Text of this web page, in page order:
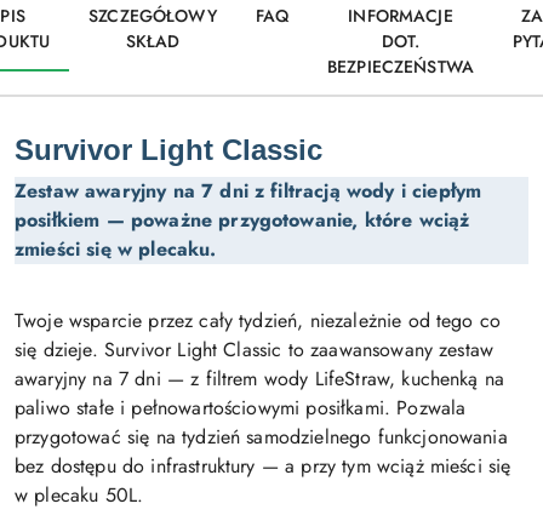
SZCZEGÓŁOWY
SKŁAD
FAQ
INFORMACJE
DOT.
BEZPIECZEŃSTWA
Survivor Light Classic
Zestaw awaryjny na 7 dni z filtracją wody i ciepłym
posiłkiem — poważne przygotowanie, które wciąż
zmieści się w plecaku.
Twoje wsparcie przez cały tydzień, niezależnie od tego co
się dzieje. Survivor Light Classic to zaawansowany zestaw
awaryjny na 7 dni — z filtrem wody LifeStraw, kuchenką na
paliwo stałe i pełnowartościowymi posiłkami. Pozwala
przygotować się na tydzień samodzielnego funkcjonowania
bez dostępu do infrastruktury — a przy tym wciąż mieści się
w plecaku 50L.